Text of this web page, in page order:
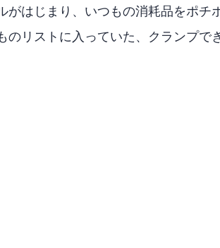
セールがはじまり、いつもの消耗品を
リストに入っていた、クランプできるUSBハブ、